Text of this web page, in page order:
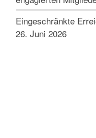
Eingeschränkte
26. Juni 2026